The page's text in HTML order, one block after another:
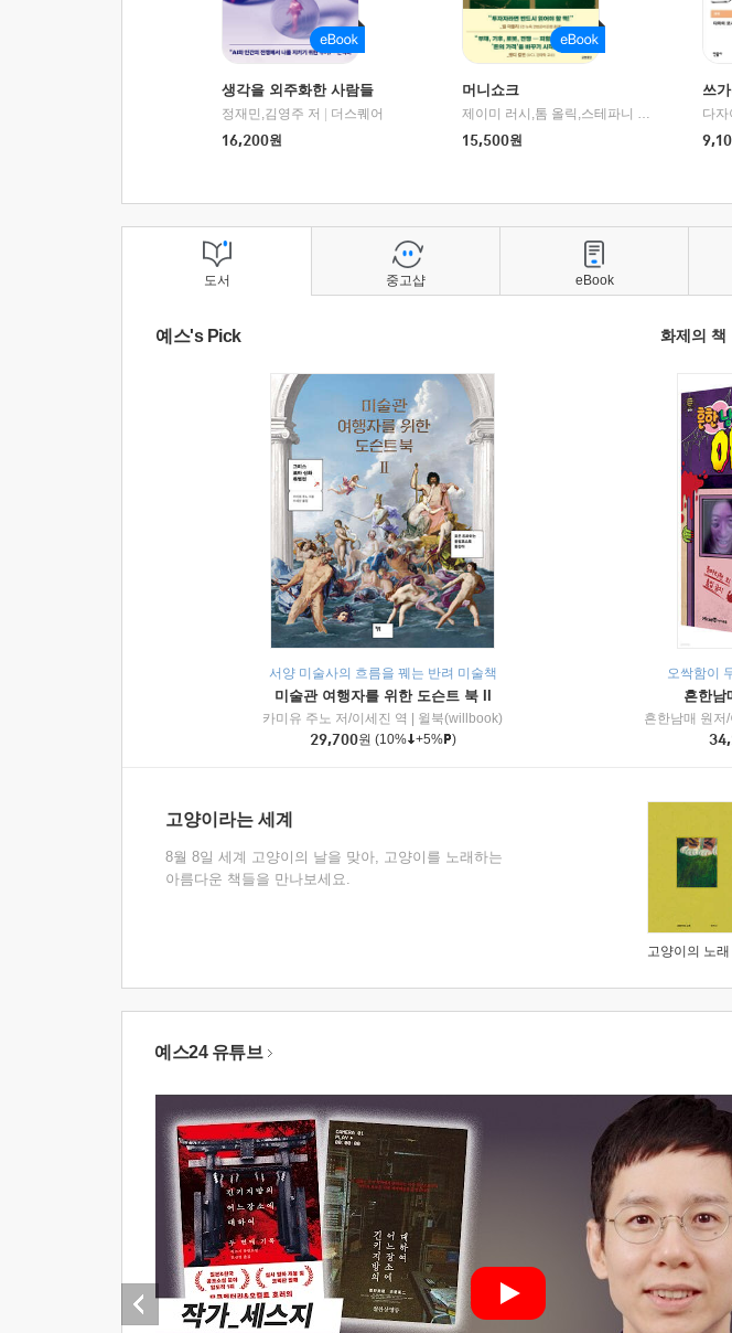
생각을 외주화한 사람들
정재민,김영주 저
더스퀘어
16,200원
머니쇼크
제이미 러시,톰 올릭,스테파니 플랜더스 편저/임경은 역/박정호 감수
15,500원
쓰
다자
도서
예스's Pick 화제의 책
서양 미술사의 흐름을 꿰는 반려 미술책
미술관 여행자를 위한 도슨트 북 II
카미유 주노 저/이세진 역
윌북(willbook)
29,700원 (10% +5% )
오싹함이
흔한남
고양이라는 세계
8월 8일 세계 고양이의 날을 맞아, 고양이를 노래하는
아름다운 책들을 만나보세요.
고양이의 노래
중고샵 eBook
예스24 유튜브